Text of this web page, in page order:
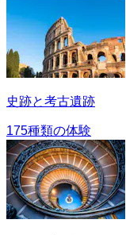
史跡と考古遺跡
175種類の体験